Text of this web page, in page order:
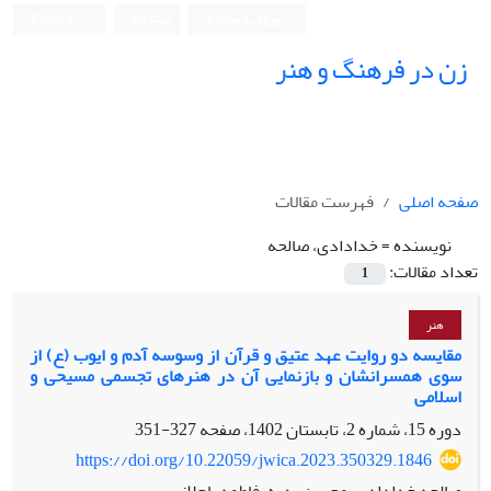
زن در فرهنگ و هنر
صفحه اصلی
فهرست مقالات
نویسنده =خدادادی، صالحه
تعداد مقالات:
1
هنر
مقایسه دو روایت عهد عتیق و قرآن از وسوسه آدم و ایوب (ع) از
سوی همسرانشان و بازنمایی آن در هنرهای تجسمی مسیحی و
اسلامی
دوره 15، شماره 2، تابستان 1402، صفحه
327-351
https://doi.org/10.22059/jwica.2023.350329.1846